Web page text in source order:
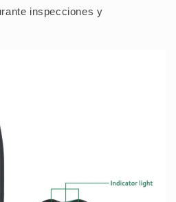
inspecciones y